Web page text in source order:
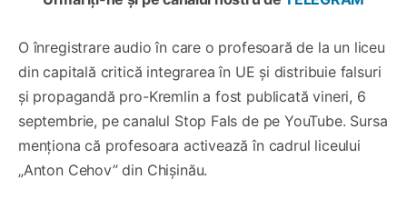
O înregistrare audio în care o profesoară de la un liceu
din capitală critică integrarea în UE și distribuie falsuri
și propagandă pro-Kremlin a fost publicată vineri, 6
septembrie, pe canalul Stop Fals de pe YouTube. Sursa
menționa că profesoara activează în cadrul liceului
„Anton Cehov” din Chișinău.